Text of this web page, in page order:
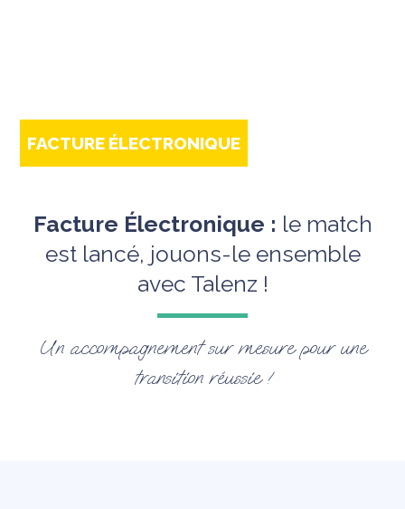
FACTURE ÉLECTRONIQUE
Facture Électronique : le match
est lancé, jouons-le ensemble
avec Talenz !
Un accompagnement sur mesure pour une
transition réussie !